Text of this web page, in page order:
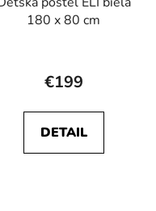
180 x 80 cm
€199
DETAIL